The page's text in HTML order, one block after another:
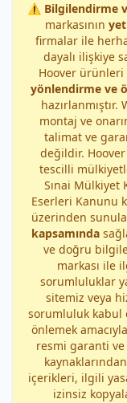
⚠️ Bilgilendirme
markasının
firmalar ile
dayalı ilişkiye
Hoover ürünleri
yönlendirme ve
montaj ve
talimat ve
değildir.
tescilli
Sınai Mülkiyet
Eserleri Kanunu
üzerinden
kapsamında
ve doğru
markası ile
sorumluluklar
sitemiz veya
sorumluluk kabul
önlemek
resmi garanti ve
içerikleri, ilgili
izinsiz